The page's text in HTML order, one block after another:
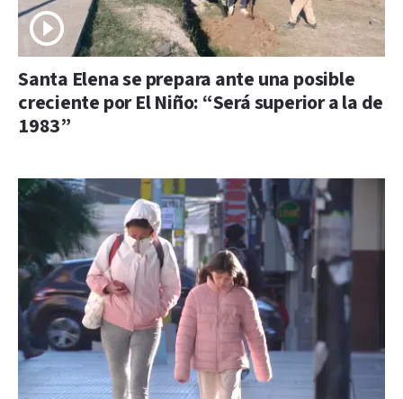
Santa Elena se prepara ante una posible
creciente por El Niño: “Será superior a la de
1983”